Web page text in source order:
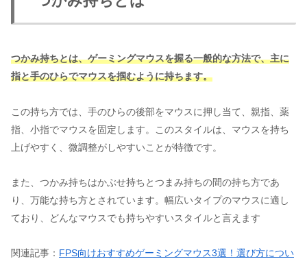
つかみ持ちとは、ゲーミングマウスを握る一般的な方法で、主に
指と手のひらでマウスを掴むように持ちます。
この持ち方では、手のひらの後部をマウスに押し当て、親指、薬
指、小指でマウスを固定します。このスタイルは、マウスを持ち
上げやすく、微調整がしやすいことが特徴です。
また、つかみ持ちはかぶせ持ちとつまみ持ちの間の持ち方であ
り、万能な持ち方とされています。幅広いタイプのマウスに適し
ており、どんなマウスでも持ちやすいスタイルと言えます​​​​
関連記事： FPS向けおすすめゲーミングマウス3選！選び方につい